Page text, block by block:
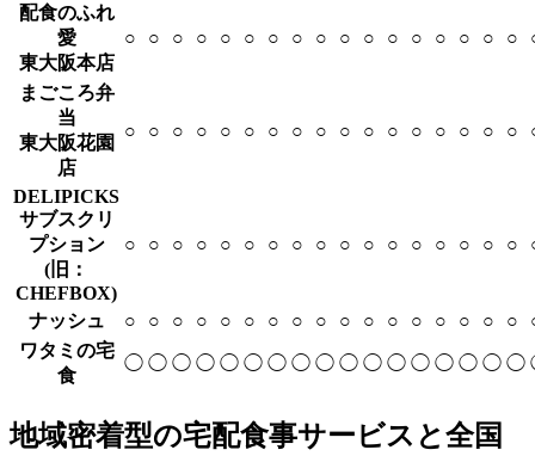
配食のふれ
愛
東大阪本店
○ ○ ○ ○ ○ ○ ○ ○ ○ ○ ○ ○ ○ ○ ○ ○ ○
まごころ弁
当
東大阪花園
店
○ ○ ○ ○ ○ ○ ○ ○ ○ ○ ○ ○ ○ ○ ○ ○ ○
DELIPICKS
サブスクリ
プション
(旧：
CHEFBOX)
○ ○ ○ ○ ○ ○ ○ ○ ○ ○ ○ ○ ○ ○ ○ ○ ○
ナッシュ ○ ○ ○ ○ ○ ○ ○ ○ ○ ○ ○ ○ ○ ○ ○ ○ ○
ワタミの宅
食
◯ ◯ ◯ ◯ ◯ ◯ ◯ ◯ ◯ ◯ ◯ ◯ ◯ ◯ ◯ ◯ ◯
地域密着型の宅配食事サービスと全国